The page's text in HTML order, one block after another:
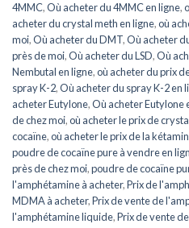
4MMC,Où acheter du 4MMC en ligne,
acheter du crystal meth en ligne,où
moi,Où acheter du DMT,Où acheter
près de moi,Où acheter du LSD,Où
Nembutal en ligne,où acheter du prix
spray K-2,Où acheter du spray K-2 en
acheter Eutylone,Où acheter Eutylone
de chez moi,où acheter le prix de
cocaïne,où acheter le prix de la
poudre de cocaïne pure à vendre en
près de chez moi,poudre de cocaïne
l'amphétamine à acheter,Prix de
MDMA à acheter,Prix de vente de
l'amphétamine liquide,Prix de vente